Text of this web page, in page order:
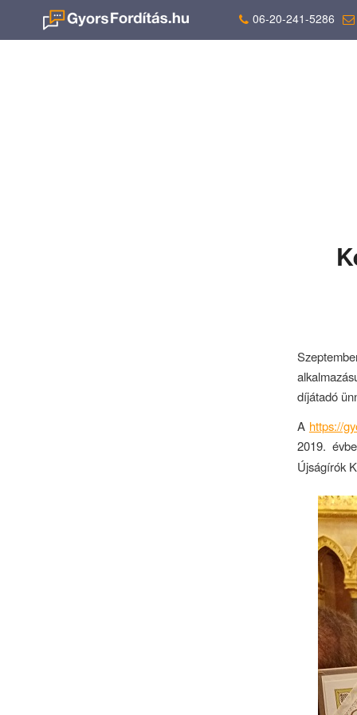
06-20-241-5286
díjátadó
A https://
2019.
Újságírók